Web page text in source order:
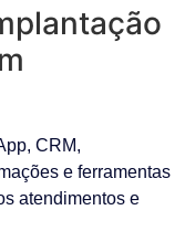
CRM,
e ferramentas
atendimentos e